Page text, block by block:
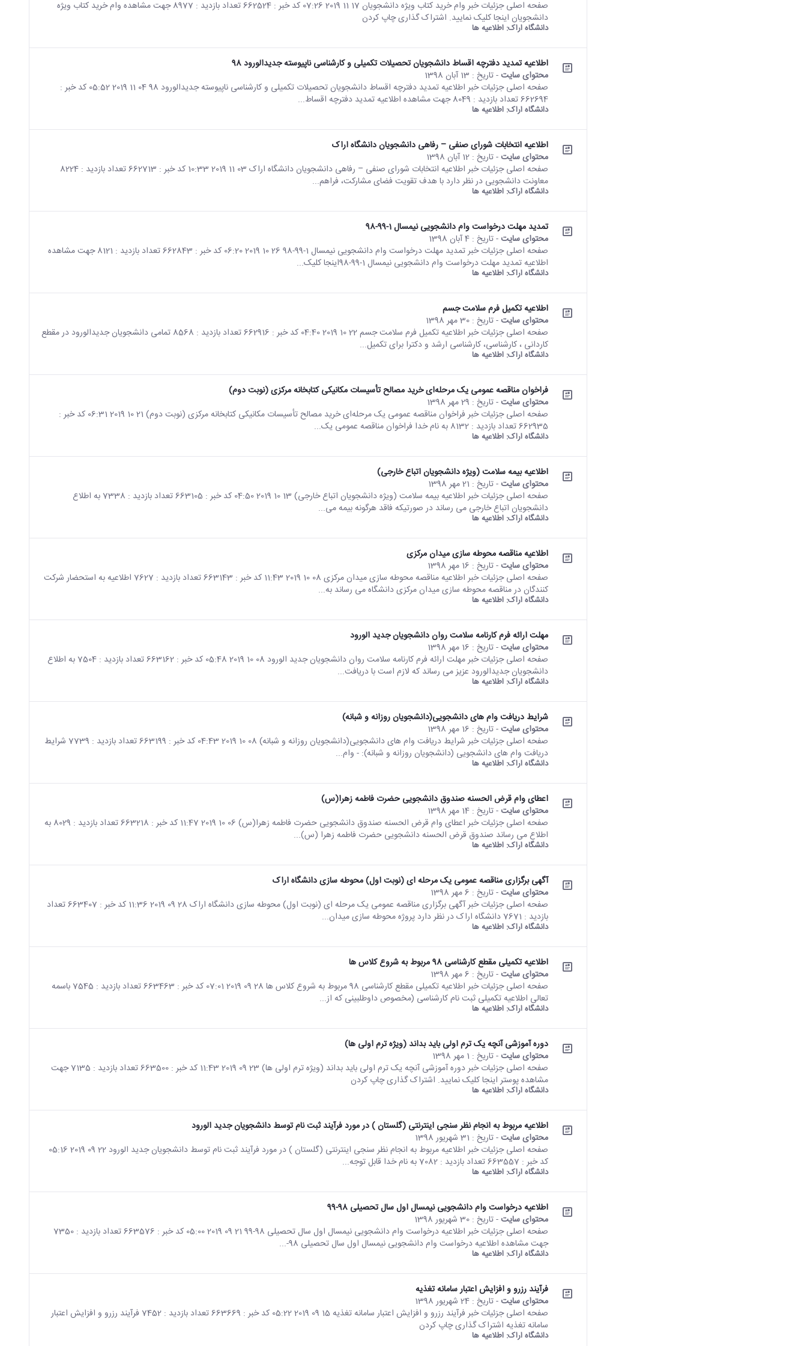
صفحه اصلی جزئیات خبر وام خرید کتاب ویژه دانشجویان 17 11 2019 07:26 کد خبر : 662524 تعداد بازدید : 8977 جهت مشاهده وام خرید کتاب ویژه
دانشجویان اینجا کلیک نمایید. اشتراک گذاری چاپ کردن
دانشگاه اراک: اطلاعیه ها
اطلاعیه تمدید دفترچه اقساط دانشجویان تحصیلات تکمیلی و کارشناسی ناپیوسته جدیدالورود 98
محتوای سایت- تاریخ : 13 آبان 1398
صفحه اصلی جزئیات خبر اطلاعیه تمدید دفترچه اقساط دانشجویان تحصیلات تکمیلی و کارشناسی ناپیوسته جدیدالورود 98 04 11 2019 05:52 کد خبر :
662694 تعداد بازدید : 8049 جهت مشاهده اطلاعیه تمدید دفترچه اقساط...
دانشگاه اراک: اطلاعیه ها
اطلاعیه انتخابات شورای صنفی – رفاهی دانشجویان دانشگاه اراک
محتوای سایت- تاریخ : 12 آبان 1398
صفحه اصلی جزئیات خبر اطلاعیه انتخابات شورای صنفی – رفاهی دانشجویان دانشگاه اراک 03 11 2019 10:33 کد خبر : 662713 تعداد بازدید : 8224
معاونت دانشجویی در نظر دارد با هدف تقویت فضای مشارکت، فراهم...
دانشگاه اراک: اطلاعیه ها
تمدید مهلت درخواست وام دانشجویی نیمسال 1-99-98
محتوای سایت- تاریخ : 4 آبان 1398
صفحه اصلی جزئیات خبر تمدید مهلت درخواست وام دانشجویی نیمسال 1-99-98 26 10 2019 06:20 کد خبر : 662843 تعداد بازدید : 8121 جهت مشاهده
اطلاعیه تمدید مهلت درخواست وام دانشجویی نیمسال 1-99-98اینجا کلیک...
دانشگاه اراک: اطلاعیه ها
اطلاعیه تکمیل فرم سلامت جسم
محتوای سایت- تاریخ : 30 مهر 1398
صفحه اصلی جزئیات خبر اطلاعیه تکمیل فرم سلامت جسم 22 10 2019 04:40 کد خبر : 662916 تعداد بازدید : 8568 تمامی دانشجویان جدیدالورود در مقطع
کاردانی ، کارشناسی، کارشناسی ارشد و دکترا برای تکمیل...
دانشگاه اراک: اطلاعیه ها
فراخوان مناقصه عمومی یک مرحله‌ای خرید مصالح تأسیسات مکانیکی کتابخانه مرکزی (نوبت دوم)
محتوای سایت- تاریخ : 29 مهر 1398
صفحه اصلی جزئیات خبر فراخوان مناقصه عمومی یک مرحله‌ای خرید مصالح تأسیسات مکانیکی کتابخانه مرکزی (نوبت دوم) 21 10 2019 06:31 کد خبر :
662935 تعداد بازدید : 8132 به نام خدا فراخوان مناقصه عمومی یک...
دانشگاه اراک: اطلاعیه ها
اطلاعیه بیمه سلامت (ویژه دانشجویان اتباع خارجی)
محتوای سایت- تاریخ : 21 مهر 1398
صفحه اصلی جزئیات خبر اطلاعیه بیمه سلامت (ویژه دانشجویان اتباع خارجی) 13 10 2019 04:50 کد خبر : 663105 تعداد بازدید : 7338 به اطلاع
دانشجویان اتباع خارجی می رساند در صورتیکه فاقد هرگونه بیمه می...
دانشگاه اراک: اطلاعیه ها
اطلاعیه مناقصه محوطه سازی میدان مرکزی
محتوای سایت- تاریخ : 16 مهر 1398
صفحه اصلی جزئیات خبر اطلاعیه مناقصه محوطه سازی میدان مرکزی 08 10 2019 11:43 کد خبر : 663143 تعداد بازدید : 7627 اطلاعیه به استحضار شرکت
کنندگان در مناقصه محوطه سازی میدان مرکزی دانشگاه می رساند به...
دانشگاه اراک: اطلاعیه ها
مهلت ارائه فرم کارنامه سلامت روان دانشجویان جدید الورود
محتوای سایت- تاریخ : 16 مهر 1398
صفحه اصلی جزئیات خبر مهلت ارائه فرم کارنامه سلامت روان دانشجویان جدید الورود 08 10 2019 05:48 کد خبر : 663162 تعداد بازدید : 7504 به اطلاع
دانشجویان جدیدالورود عزیز می رساند که لازم است با دریافت...
دانشگاه اراک: اطلاعیه ها
شرایط دریافت وام های دانشجویی(دانشجویان روزانه و شبانه)
محتوای سایت- تاریخ : 16 مهر 1398
صفحه اصلی جزئیات خبر شرایط دریافت وام های دانشجویی(دانشجویان روزانه و شبانه) 08 10 2019 04:43 کد خبر : 663199 تعداد بازدید : 7739 شرایط
دریافت وام های دانشجویی (دانشجویان روزانه و شبانه): - وام...
دانشگاه اراک: اطلاعیه ها
اعطای وام قرض الحسنه صندوق دانشجویی حضرت فاطمه زهرا(س)
محتوای سایت- تاریخ : 14 مهر 1398
صفحه اصلی جزئیات خبر اعطای وام قرض الحسنه صندوق دانشجویی حضرت فاطمه زهرا(س) 06 10 2019 11:47 کد خبر : 663218 تعداد بازدید : 8029 به
اطلاع می­ رساند صندوق قرض­ الحسنه دانشجویی حضرت فاطمه زهرا (س)...
دانشگاه اراک: اطلاعیه ها
آگهی برگزاری مناقصه عمومی یک مرحله ای (نوبت اول) محوطه سازی دانشگاه اراک
محتوای سایت- تاریخ : 6 مهر 1398
صفحه اصلی جزئیات خبر آگهی برگزاری مناقصه عمومی یک مرحله ای (نوبت اول) محوطه سازی دانشگاه اراک 28 09 2019 11:36 کد خبر : 663407 تعداد
بازدید : 7671 دانشگاه اراک در نظر دارد پروژه محوطه­ سازی میدان...
دانشگاه اراک: اطلاعیه ها
اطلاعیه تکمیلی مقطع کارشناسی 98 مربوط به شروع کلاس ها
محتوای سایت- تاریخ : 6 مهر 1398
صفحه اصلی جزئیات خبر اطلاعیه تکمیلی مقطع کارشناسی 98 مربوط به شروع کلاس ها 28 09 2019 07:01 کد خبر : 663463 تعداد بازدید : 7545 باسمه
تعالی اطلاعیه تکمیلی ثبت نام کارشناسی (مخصوص داوطلبینی که از...
دانشگاه اراک: اطلاعیه ها
دوره آموزشی آنچه یک ترم اولی باید بداند (ویژه ترم اولی ها)
محتوای سایت- تاریخ : 1 مهر 1398
صفحه اصلی جزئیات خبر دوره آموزشی آنچه یک ترم اولی باید بداند (ویژه ترم اولی ها) 23 09 2019 11:43 کد خبر : 663500 تعداد بازدید : 7135 جهت
مشاهده پوستر اینجا کلیک نمایید. اشتراک گذاری چاپ کردن
دانشگاه اراک: اطلاعیه ها
اطلاعیه مربوط به انجام نظر سنجی اینترنتی (گلستان ) در مورد فرآیند ثبت نام توسط دانشجویان جدید الورود
محتوای سایت- تاریخ : 31 شهریور 1398
صفحه اصلی جزئیات خبر اطلاعیه مربوط به انجام نظر سنجی اینترنتی (گلستان ) در مورد فرآیند ثبت نام توسط دانشجویان جدید الورود 22 09 2019 05:16
کد خبر : 663557 تعداد بازدید : 7082 به نام خدا قابل توجه...
دانشگاه اراک: اطلاعیه ها
اطلاعیه درخواست وام دانشجویی نیمسال اول سال تحصیلی 98-99
محتوای سایت- تاریخ : 30 شهریور 1398
صفحه اصلی جزئیات خبر اطلاعیه درخواست وام دانشجویی نیمسال اول سال تحصیلی 98-99 21 09 2019 05:00 کد خبر : 663576 تعداد بازدید : 7350
جهت مشاهده اطلاعیه درخواست وام دانشجویی نیمسال اول سال تحصیلی 98-...
دانشگاه اراک: اطلاعیه ها
فرآیند رزرو و افزایش اعتبار سامانه تغذیه
محتوای سایت- تاریخ : 24 شهریور 1398
صفحه اصلی جزئیات خبر فرآیند رزرو و افزایش اعتبار سامانه تغذیه 15 09 2019 05:22 کد خبر : 663669 تعداد بازدید : 7452 فرآیند رزرو و افزایش اعتبار
سامانه تغذیه اشتراک گذاری چاپ کردن
دانشگاه اراک: اطلاعیه ها